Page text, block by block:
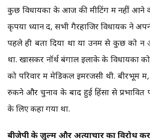
कुछ विधायकों के आज की मीटिंग में नहीं आने
कृपया ध्यान दें, सभी गैरहाजिर विधायक ने
पहले ही बता दिया था या उनमें से कुछ को
था. खासकर नॉर्थ बंगाल इलाके के विधायकों
को परिवार में मेडिकल इमरजेंसी थी. बीरभूम
रुकने और चुनाव के बाद हुई हिंसा से प्रभावित
के लिए कहा गया था.
बीजेपी के ज़ुल्म और अत्याचार का विरोध